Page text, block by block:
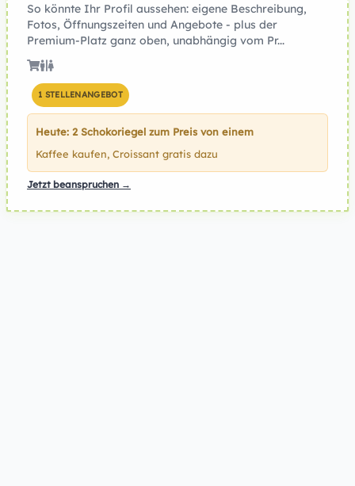
So könnte Ihr Profil aussehen: eigene Beschreibung,
Fotos, Öffnungszeiten und Angebote - plus der
Premium-Platz ganz oben, unabhängig vom Pr...
1 STELLENANGEBOT
Heute: 2 Schokoriegel zum Preis von einem
Kaffee kaufen, Croissant gratis dazu
Jetzt beanspruchen →